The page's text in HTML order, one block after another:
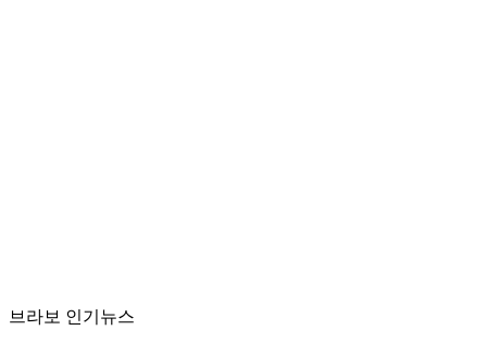
브라보 인기뉴스